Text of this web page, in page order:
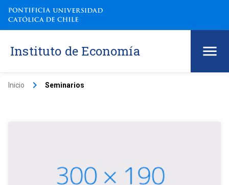
Instituto de Economía
Inicio keyboard_arrow_right Seminarios